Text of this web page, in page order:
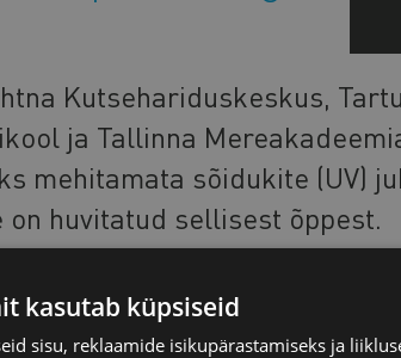
Kutsehariduskeskus, Tartu
ja Tallinna
mehitamata sõidukite (UV)
huvitatud sellisest õppest.
soiduki-uv-juhtoperaator-
kasutab küpsiseid
sisu, reklaamide isikupärastamiseks ja